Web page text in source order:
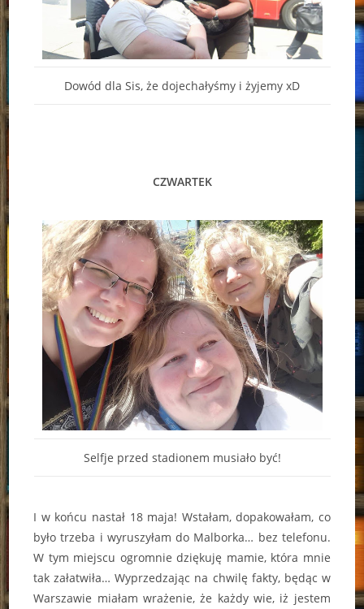
Dowód dla Sis, że dojechałyśmy i żyjemy xD
CZWARTEK
Selfje przed stadionem musiało być!
I w końcu nastał 18 maja! Wstałam, dopakowałam, co
było trzeba i wyruszyłam do Malborka… bez telefonu.
W tym miejscu ogromnie dziękuję mamie, która mnie
tak załatwiła… Wyprzedzając na chwilę fakty, będąc w
Warszawie miałam wrażenie, że każdy wie, iż jestem